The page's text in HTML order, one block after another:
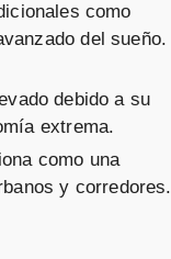
días
con gps
al Agua
30 días
como
del sueño.
debido a su
extrema.
como una
y corredores.